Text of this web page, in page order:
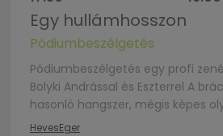
Egy hullámhosszon
Pódiumbeszélgetés
Pódiumbeszélgetés egy profi
Bolyki Andrással és Eszterrel A
hasonló hangszer, mégis képes
dallamokkal elkápráztatni
HevesEger